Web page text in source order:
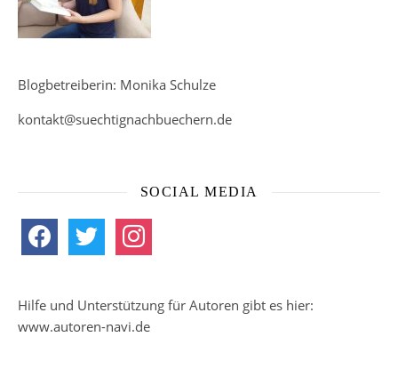
Blogbetreiberin: Monika Schulze
kontakt@suechtignachbuechern.de
SOCIAL MEDIA
facebook twitter instagram
Hilfe und Unterstützung für Autoren gibt es hier:
www.autoren-navi.de